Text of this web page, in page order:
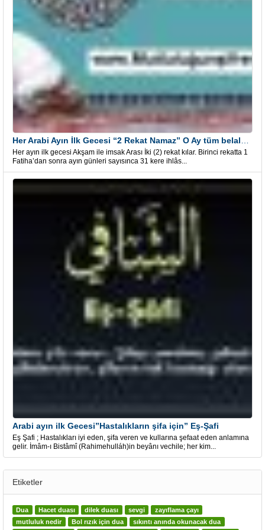
Her ayın ilk gecesi Akşam ile imsak Arası İki (2) rekat kılar. Birinci rekatta 1
Fatiha’dan sonra ayın günleri sayısınca 31 kere ihlâs...
Arabi ayın ilk Gecesi”Hastalıkların şifa için” Eş-Şafi
Eş Şafi ; Hastalıkları iyi eden, şifa veren ve kullarına şefaat eden anlamına
gelir. İmâm-ı Bistâmî (Rahimehulláh)in beyânı vechile; her kim...
Etiketler
Dua Hacet duası dilek duası sevgi
zayıflama çayı
mutluluk nedir
Bol rızık için dua sıkıntı anında okunacak dua